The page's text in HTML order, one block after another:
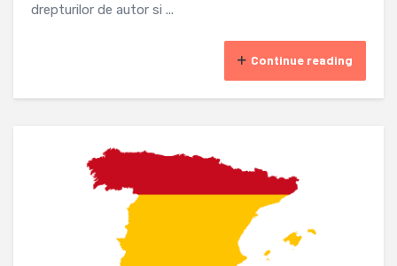
drepturilor de autor si ...
Continue reading